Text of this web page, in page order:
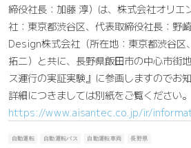
締役社長：加藤 淳）は、株式会社オリエ
社：東京都渋谷区、代表取締役社長：野
Design株式会社（所在地：東京都渋谷区
拓二）と共に、長野県飯田市の中心市街
ス運行の実証実験』に参画しますのでお
詳細につきましては別紙をご覧ください。
https://www.aisantec.co.jp/ir/
自動運転 自動運転バス 自動運転車両 長野県